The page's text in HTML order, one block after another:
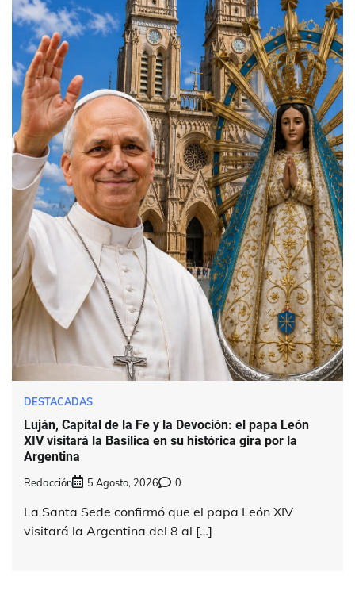
DESTACADAS
Luján, Capital de la Fe y la Devoción: el papa León
XIV visitará la Basílica en su histórica gira por la
Argentina
Redacción 5 Agosto, 2026 0
La Santa Sede confirmó que el papa León XIV
visitará la Argentina del 8 al […]